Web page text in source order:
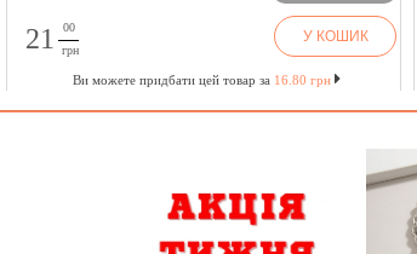
21
00
грн
У КОШИК
Ви можете придбати цей товар за16.80 грн